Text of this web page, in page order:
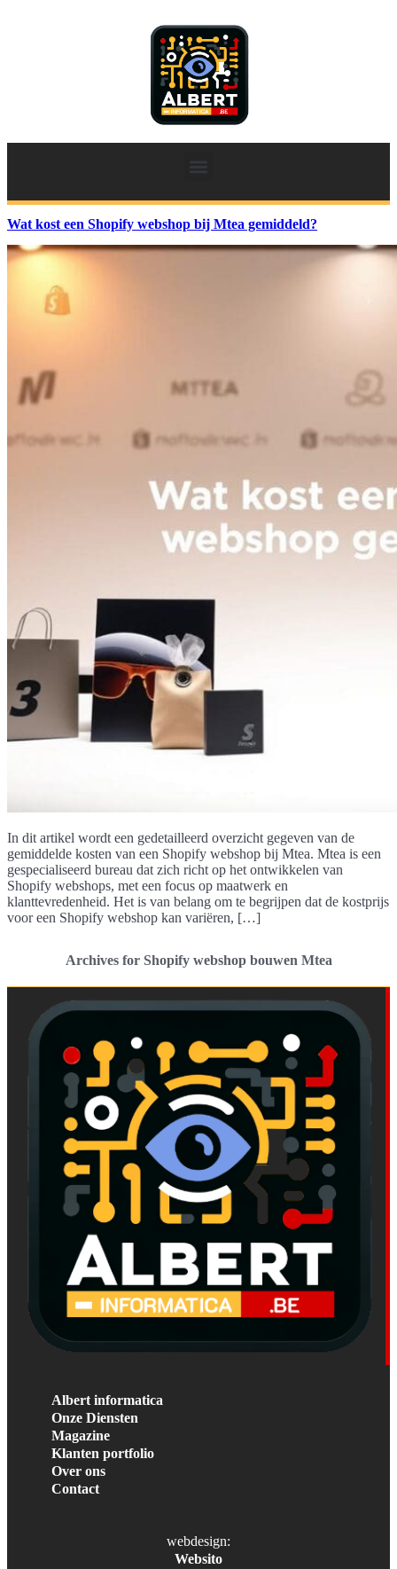
Wat kost een Shopify webshop bij Mtea gemiddeld?
In dit artikel wordt een gedetailleerd overzicht gegeven van de
gemiddelde kosten van een Shopify webshop bij Mtea. Mtea is een
gespecialiseerd bureau dat zich richt op het ontwikkelen van
Shopify webshops, met een focus op maatwerk en
klanttevredenheid. Het is van belang om te begrijpen dat de kostprijs
voor een Shopify webshop kan variëren, […]
Archives for Shopify webshop bouwen Mtea
Albert informatica
Onze Diensten
Magazine
Klanten portfolio
Over ons
Contact
webdesign:
Websito